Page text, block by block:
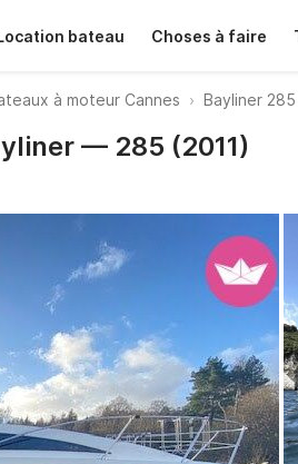
bateau Choses à faire
à moteur Cannes Bayliner 285
— 285 (2011)